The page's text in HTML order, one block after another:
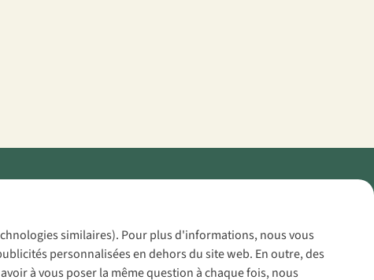
similaires). Pour plus d'informations, nous vous
personnalisées en dehors du site web. En outre, des
à vous poser la même question à chaque fois, nous